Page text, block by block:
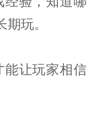
玩。
能让玩家相信